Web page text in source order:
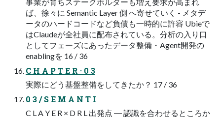
事業が育ちステークホルダーも増え要求が高まれ
ば、徐々に Semantic Layer 側 へ寄せていく - メタデ
ータのハードコードなど負債も一時的に許容 Ubieで
はClaudeが全社員に配布されている。分析の入り口
としてフェーズにあったデータ整備・Agent開発の
enablingを 16 / 36
C H A P T E R · 0 3
実際にどう基盤整備をしてきたか？ 17 / 36
0 3 / S E M A N T I
C L A Y E R × D R L 出発点 ― 認識を合わせるところか